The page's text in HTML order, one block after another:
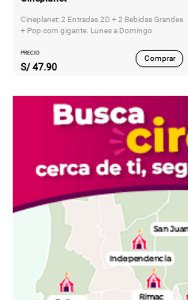
Cineplanet: 2 Entradas 2D + 2 Bebidas Grandes
+ Pop corn gigante. Lunes a Domingo
PRECIO
S/ 47.90
Comprar